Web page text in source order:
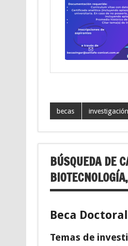
becas investigación
BÚSQUEDA DE
Beca
Temas de